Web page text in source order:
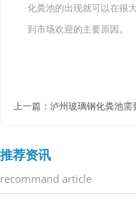
化粪池的出现就可以在很
到市场欢迎的主要原因。
上一篇： 泸州玻璃钢化粪池需
推荐资讯
recommand article